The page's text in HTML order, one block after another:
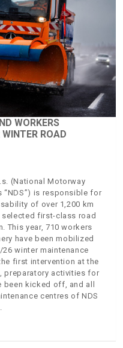
WORKERS
ROAD
(National Motorway
“NDS”) is responsible for
of over 1,200 km
first-class road
This year, 710 workers
have been mobilized
winter maintenance
first intervention at the
preparatory activities for
kicked off, and all
centres of NDS